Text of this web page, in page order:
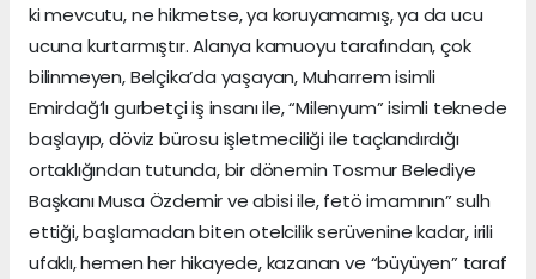
ki mevcutu, ne hikmetse, ya koruyamamış, ya da ucu
ucuna kurtarmıştır. Alanya kamuoyu tarafından, çok
bilinmeyen, Belçika’da yaşayan, Muharrem isimli
Emirdağ’lı gurbetçi iş insanı ile, “Milenyum” isimli teknede
başlayıp, döviz bürosu işletmeciliği ile taçlandırdığı
ortaklığından tutunda, bir dönemin Tosmur Belediye
Başkanı Musa Özdemir ve abisi ile, fetö imamının” sulh
ettiği, başlamadan biten otelcilik serüvenine kadar, irili
ufaklı, hemen her hikayede, kazanan ve “büyüyen” taraf